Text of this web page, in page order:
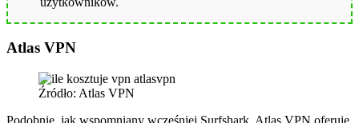
Atlas VPN
Źródło: Atlas VPN
Podobnie, jak wspomniany wcześniej Surfshark, Atlas VPN oferuje